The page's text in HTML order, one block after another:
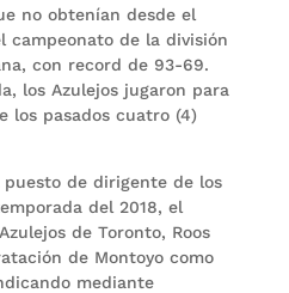
no obtenían desde el
campeonato de la división
con record de 93-69.
los Azulejos jugaron para
los pasados cuatro (4)
de dirigente de los
del 2018, el
de Toronto, Roos
de Montoyo como
mediante